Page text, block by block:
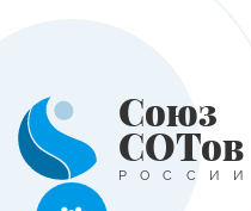
Союз
СОТов
РОССИИ